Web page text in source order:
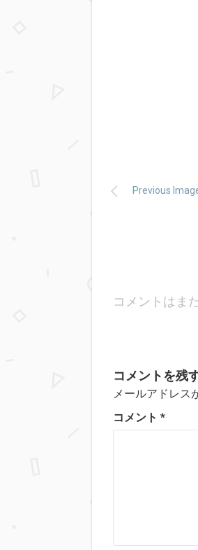
Previous
コメントはま
コメントを残
メールアドレス
コメント *